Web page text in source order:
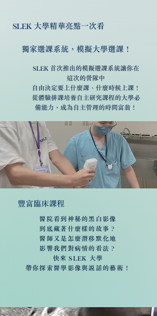
SLEK 大學精華亮點一次看
獨家選課系統，模擬大學選課！
SLEK 首次推出的模擬選課系統讓你在
這次的營隊中
自由決定要上什麼課、 什麼時候上課！
從體驗排課培養自主研究課程的大學必
備能力， 成為自主管理的時間富翁！
豐富臨床課程
醫院看到神秘的黑白影像
到底藏著什麼樣的故事？
醫師又是怎麼潛移默化地
影響我們對病情的看法？
快來 SLEK 大學
帶你探索醫學影像與說話的藝術！